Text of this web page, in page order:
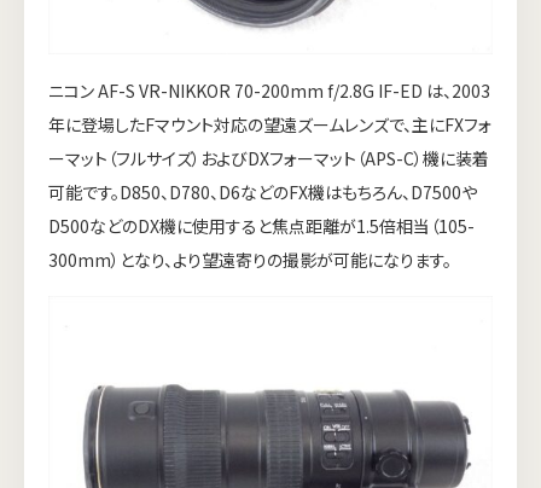
ニコン AF-S VR-NIKKOR 70-200mm f/2.8G IF-ED は、2003
年に登場したFマウント対応の望遠ズームレンズで、主にFXフォ
ーマット（フルサイズ）およびDXフォーマット（APS-C）機に装着
可能です。D850、D780、D6などのFX機はもちろん、D7500や
D500などのDX機に使用すると焦点距離が1.5倍相当（105-
300mm）となり、より望遠寄りの撮影が可能になります。